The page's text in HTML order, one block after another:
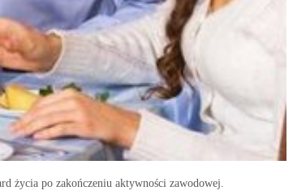
życia po zakończeniu aktywności zawodowej.